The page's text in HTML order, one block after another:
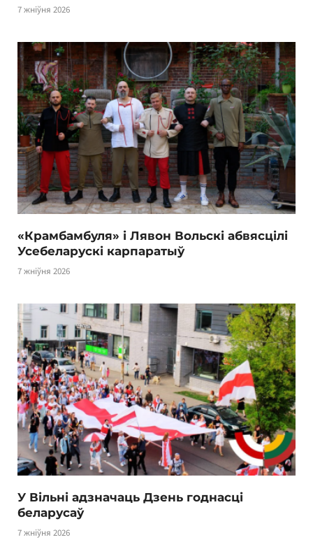
7 жніўня 2026
«Крамбамбуля» і Лявон Вольскі абвясцілі
Усебеларускі карпаратыў
7 жніўня 2026
У Вільні адзначаць Дзень годнасці
беларусаў
7 жніўня 2026